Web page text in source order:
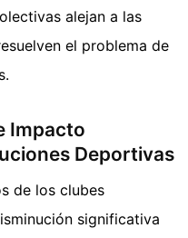
alejan a las
el problema de
Impacto
Deportivas
de los clubes
significativa